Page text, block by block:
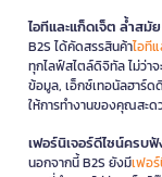
ไอทีและแก็ดเจ็ต ล้ำส
B2S ได้คัดสรรสินค้าไอที
ทุกไลฟ์สไตล์ดิจิทัล ไม่ว่าจ
ข้อมูล, เอ็กซ์เทอนัลฮาร์ด
ให้การทำงานของคุณสะ
เฟอร์นิเจอร์ดีไซน์ครบ
นอกจากนี้ B2S ยังมีเฟอ